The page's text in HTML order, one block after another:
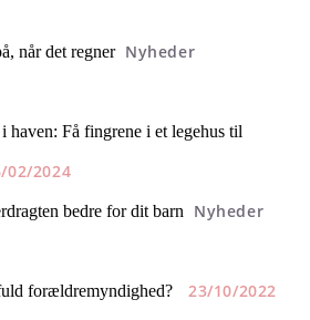
når det regner Nyheder
haven: Få fingrene i et legehus til
02/2024
bedre for dit barn
Nyheder
forældremyndighed? 23/10/2022